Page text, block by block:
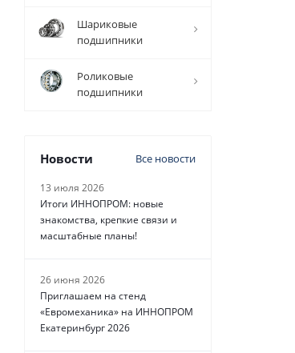
Шариковые
подшипники
Роликовые
подшипники
Новости Все новости
13 июля 2026
Итоги ИННОПРОМ: новые
знакомства, крепкие связи и
масштабные планы!
26 июня 2026
Приглашаем на стенд
«Евромеханика» на ИННОПРОМ
Екатеринбург 2026